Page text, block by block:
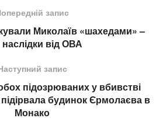
запис
Миколаїв «шахедами» –
від ОВА
запис
підозрюваних у вбивстві
будинок Єрмолаєва в
Монако